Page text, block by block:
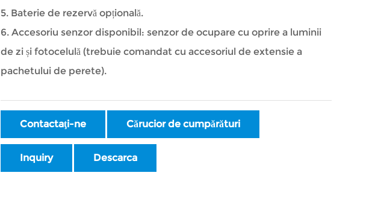
5. Baterie de rezervă opțională.
6. Accesoriu senzor disponibil: senzor de ocupare cu oprire a luminii
de zi și fotocelulă (trebuie comandat cu accesoriul de extensie a
pachetului de perete).
Contactaţi-ne Cărucior de cumpărături
Inquiry Descarca